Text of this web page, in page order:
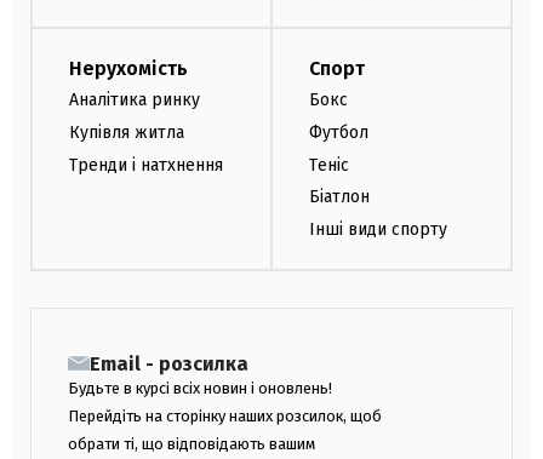
Нерухомість
Аналітика ринку
Купівля житла
Тренди і натхнення
Спорт
Бокс
Футбол
Теніс
Біатлон
Інші види спорту
Email - розсилка
Будьте в курсі всіх новин і оновлень!
Перейдіть на сторінку наших розсилок, щоб
обрати ті, що відповідають вашим